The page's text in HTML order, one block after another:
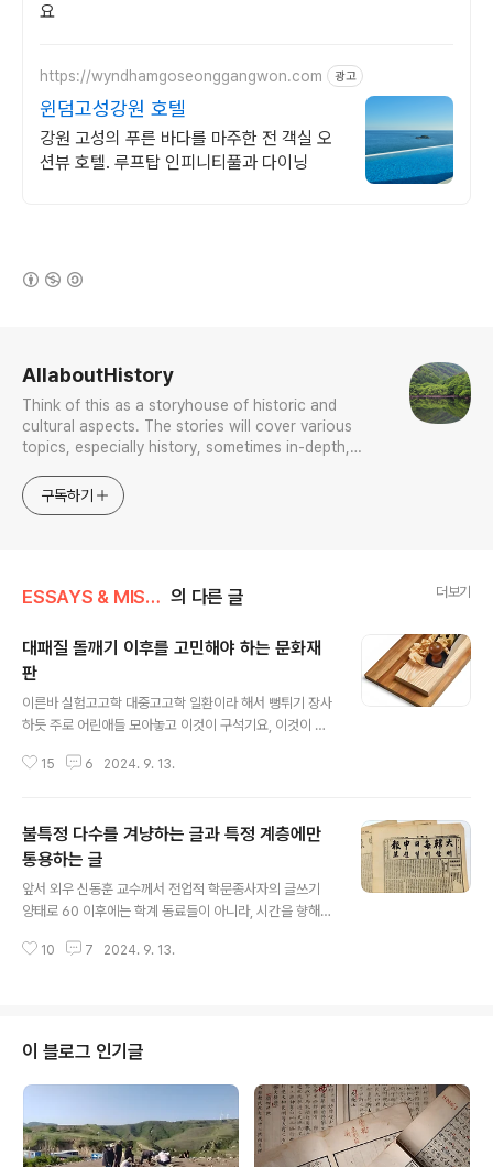
요
https://wyndhamgoseonggangwon.com 광고
윈덤고성강원 호텔
강원 고성의 푸른 바다를 마주한 전 객실 오
션뷰 호텔. 루프탑 인피니티풀과 다이닝
AllaboutHistory
Think of this as a storyhouse of historic and
cultural aspects. The stories will cover various
topics, especially history, sometimes in-depth,
approach will be to resist any common sense or
generalized viewpoint
구독하기
ESSAYS & MISCELLANIES 의 다른 글 더보기
대패질 돌깨기 이후를 고민해야 하는 문화재
판
이른바 실험고고학 대중고고학 일환이라 해서 뻥튀기 장사
하듯 주로 어린애들 모아놓고 이것이 구석기요, 이것이 흑
고학 현장에서 언제 등장했는지는 모르겠지만 이를 본업
분야에서는 일찍이 은퇴했지만 윤용현 박사가 선하 중 하
나를 이루며, 그 외 이한용 이영덕까라 지금은 환갑을 목전
에 둔 중고뇐네들이 이것으로써 존재감을 각인하더니만 이
들의 행각에 놀아나 젊은축에서도 이에 미쳐 날뛰는 사람
이 꽤 있다. 이것이 돌깨기 행각이라면 이 凡고고학 행각으
로는 발굴체험이라는 프로그램이 언제부턴가 교보재라는
15 6 2024. 9. 13.
불특정 다수를 겨냥하는 글과 특정 계층에만
통용하는 글
앞서 외우 신동훈 교수께서 전업적 학문종사자의 글쓰기
양태로 60 이후에는 학계 동료들이 아니라, 시간을 향해
라 시간에 묻는것 ) 이것이 결국 독자 readers 가 누구인
는 독자 한 명을 위해서도 쓰야 한다고 말을 했고, 실제 그
런 문투 그런 내용으로 내 전직 기자생활에서 악명이 높았
지만, 그에 투신할 때도 그렇고, 그것을 떠난 마당에도 나는
언제나 나름으로는 저 두 가지를 나름 조화하는 방향으로
부단히도 애를 썼다고 나를 위로해 둔다. 나는 31년을 기자
생활을 했으니, 이..
10 7 2024. 9. 13.
이 블로그 인기글